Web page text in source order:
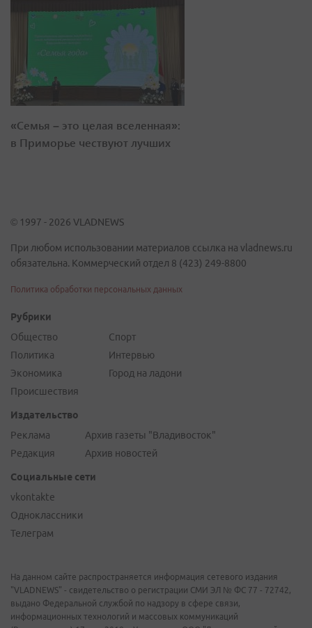
«Семья – это целая вселенная»:
в Приморье чествуют лучших
© 1997 - 2026 VLADNEWS
При любом использовании материалов ссылка на vladnews.ru
обязательна. Коммерческий отдел 8 (423) 249-8800
Политика обработки персональных данных
Рубрики
Общество
Политика
Экономика
Происшествия
Спорт
Интервью
Город на ладони
Издательство
Реклама
Редакция
Архив газеты "Владивосток"
Архив новостей
Социальные сети
vkontakte
Одноклассники
Телеграм
На данном сайте распространяется информация сетевого издания
"VLADNEWS" - свидетельство о регистрации СМИ ЭЛ № ФС 77 - 72742,
выдано Федеральной службой по надзору в сфере связи,
информационных технологий и массовых коммуникаций